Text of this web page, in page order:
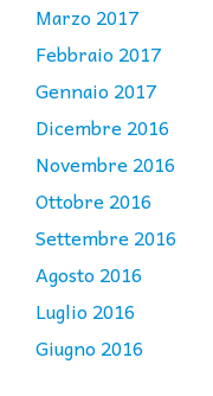
Marzo 2017
Febbraio 2017
Gennaio 2017
Dicembre 2016
Novembre 2016
Ottobre 2016
Settembre 2016
Agosto 2016
Luglio 2016
Giugno 2016